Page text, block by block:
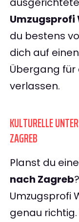
Umzugsprofi
du bestens
dich auf
Übergang für
verlassen.
KULTURELLE
ZAGREB
Planst du
nach Zagreb
Umzugsprofi
genau richtig.